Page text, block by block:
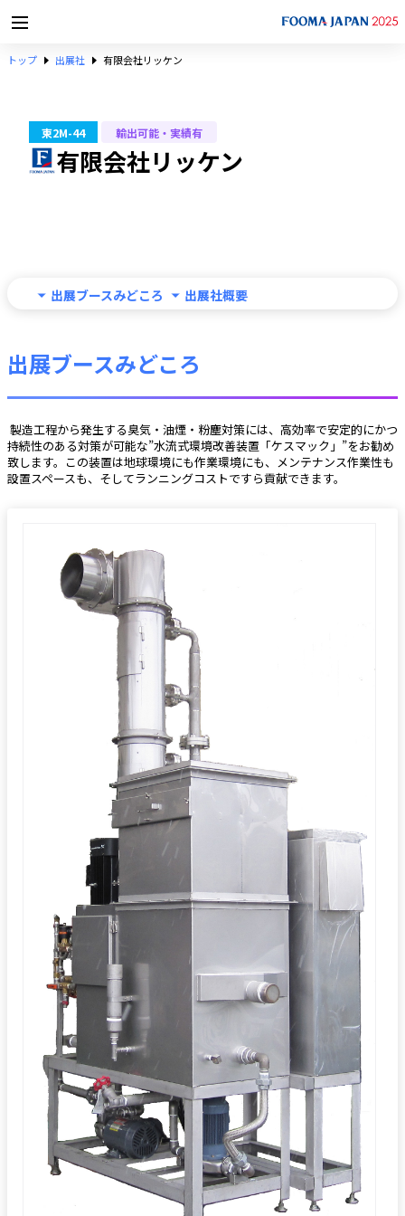
トップ 出展社 有限会社リッケン
東2M-44 輸出可能・実績有
有限会社リッケン
出展ブースみどころ 出展社概要
出展ブースみどころ
持続性のある対策が可能な”水流式環境改善装置「ケスマック」”をお勧め
致します。この装置は地球環境にも作業環境にも、メンテナンス作業性も
設置スペースも、そしてランニングコストですら貢献できます。